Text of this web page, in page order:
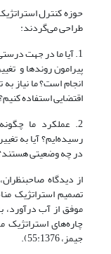
حوزه کنترل
طراحی می‌گردند:
1. آیا ما در جهت
پیرامون روندها و
انجام است؟ ما نیاز
اقتضایی استفاده
2. عملکرد ما
رسیده‌ایم؟ آیا به
در چه وضعیتی هستند؟
از دیدگاه
تصمیم استراتژیک
موفق از آب درآورد،
چاره‌های استراتژیک
جیمز، 55:1376).